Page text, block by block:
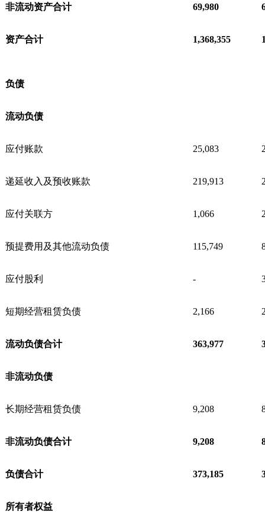
非流动资产合计 69,980
资产合计 1,368,355
负债
流动负债
应付账款 25,083
递延收入及预收账款 219,913
应付关联方 1,066
预提费用及其他流动负债 115,749
应付股利 -
短期经营租赁负债 2,166
流动负债合计 363,977
非流动负债
长期经营租赁负债 9,208
非流动负债合计 9,208
负债合计 373,185
所有者权益